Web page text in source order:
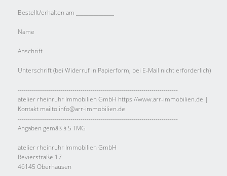
Bestellt/erhalten am _______________
Name
Anschrift
Unterschrift (bei Widerruf in Papierform, bei E-Mail nicht erforderlich)
-------------------------------------------------------------------------------
atelier rheinruhr Immobilien GmbH https://www.arr-immobilien.de |
Kontakt mailto:info@arr-immobilien.de
-------------------------------------------------------------------------------
Angaben gemäß § 5 TMG
atelier rheinruhr Immobilien GmbH
Revierstraße 17
46145 Oberhausen